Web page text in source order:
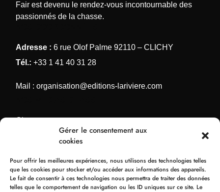
Gérer le consentement aux
cookies
Pour offrir les meilleures expériences, nous utilisons des technologies telles
que les cookies pour stocker et/ou accéder aux informations des appareils.
Le fait de consentir à ces technologies nous permettra de traiter des données
telles que le comportement de navigation ou les ID uniques sur ce site. Le
Fair est devenu le rendez-vous incontournable des
passionnés de la chasse.
Adresse : 6 rue Olof Palme 92110 – CLICHY
Tél.: +33 1 41 40 31 28
Mail : organisation@editions-lariviere.com
Chassons.com
Connaissance de la chasse
Armes de Chasse
NOS ORGANISATIONS